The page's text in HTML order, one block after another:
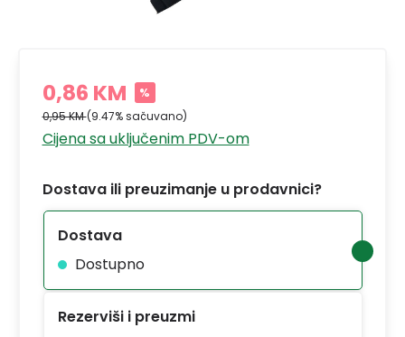
0,86 KM %
0,95 KM(9.47% sačuvano)
Cijena sa uključenim PDV-om
Dostava ili preuzimanje u prodavnici?
Dostava
Dostupno
Rezerviši i preuzmi